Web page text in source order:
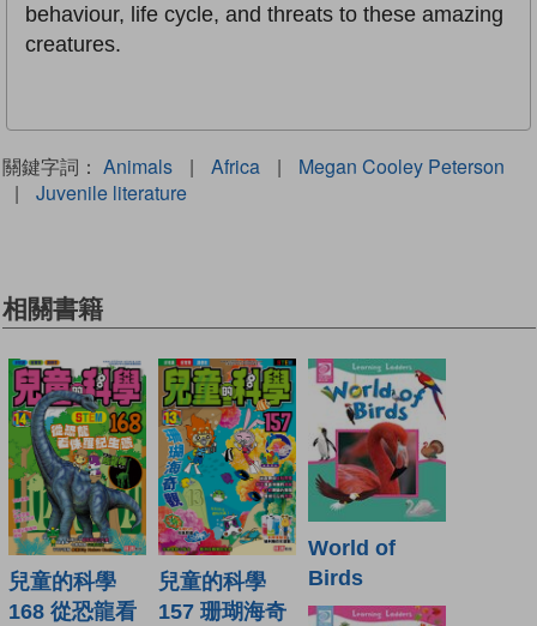
behaviour, life cycle, and threats to these amazing
creatures.
關鍵字詞： Animals | Africa |
Megan Cooley Peterson
|
Juvenile literature
相關書籍
兒童的科學
168 從恐龍看
兒童的科學
157 珊瑚海奇
World of
Birds